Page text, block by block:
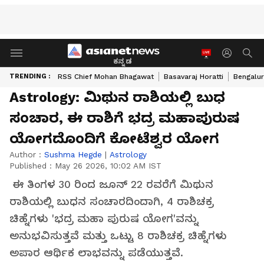
ಕನ್ನಡ
TRENDING : RSS Chief Mohan Bhagawat Basavaraj Horatti
Astrology: ಮಿಥುನ ರಾಶಿಯಲ್ಲಿ ಬುಧ
ಸಂಚಾರ, ಈ ರಾಶಿಗೆ ಭದ್ರ ಮಹಾಪುರುಷ
ಯೋಗದೊಂದಿಗೆ ಕೋಟೆಶ್ವರ ಯೋಗ
Author : Sushma Hegde | Astrology
Published : May 26 2026, 10:02 AM IST
ಈ ತಿಂಗಳ 30 ರಿಂದ ಜೂನ್ 22 ರವರೆಗೆ ಮಿಥುನ
ರಾಶಿಯಲ್ಲಿ ಬುಧನ ಸಂಚಾರದಿಂದಾಗಿ, 4 ರಾಶಿಚಕ್ರ
ಚಿಹ್ನೆಗಳು 'ಭದ್ರ ಮಹಾ ಪುರುಷ ಯೋಗ'ವನ್ನು
ಅನುಭವಿಸುತ್ತವೆ ಮತ್ತು ಒಟ್ಟು 8 ರಾಶಿಚಕ್ರ ಚಿಹ್ನೆಗಳು
ಅಪಾರ ಆರ್ಥಿಕ ಲಾಭವನ್ನು ಪಡೆಯುತ್ತವೆ.